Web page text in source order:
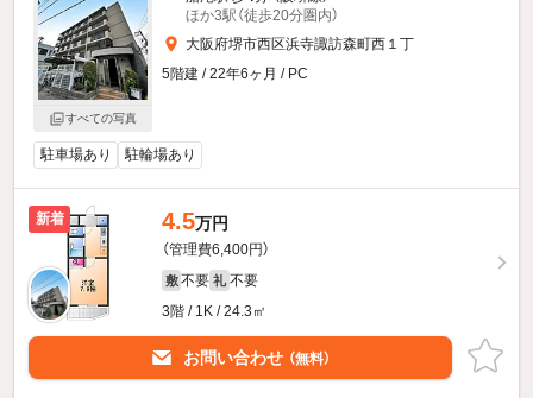
すべての写真
ほか3駅（徒歩20分圏内）
大阪府堺市西区浜寺諏訪森町西１丁
5階建 / 22年6ヶ月 / PC
駐車場あり 駐輪場あり
新着 4.5万円
（管理費6,400円）
敷 不要 礼 不要
3階 / 1K / 24.3㎡
お問い合わせ （無料）